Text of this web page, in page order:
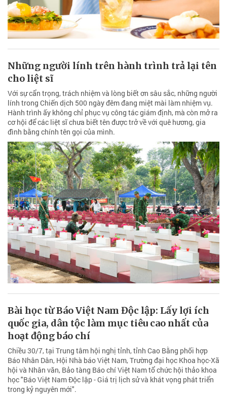
Những người lính trên hành trình trả lại tên
cho liệt sĩ
Với sự cẩn trọng, trách nhiệm và lòng biết ơn sâu sắc, những người
lính trong Chiến dịch 500 ngày đêm đang miệt mài làm nhiệm vụ.
Hành trình ấy không chỉ phục vụ công tác giám định, mà còn mở ra
cơ hội để các liệt sĩ chưa biết tên được trở về với quê hương, gia
đình bằng chính tên gọi của mình.
Bài học từ Báo Việt Nam Độc lập: Lấy lợi ích
quốc gia, dân tộc làm mục tiêu cao nhất của
hoạt động báo chí
Chiều 30/7, tại Trung tâm hội nghị tỉnh, tỉnh Cao Bằng phối hợp
Báo Nhân Dân, Hội Nhà báo Việt Nam, Trường đại học Khoa học-Xã
hội và Nhân văn, Bảo tàng Báo chí Việt Nam tổ chức hội thảo khoa
học "Báo Việt Nam Độc lập - Giá trị lịch sử và khát vọng phát triển
trong kỷ nguyên mới".